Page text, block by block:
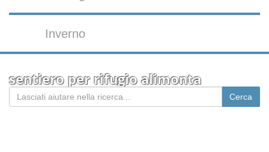
Inverno
sentiero per rifugio alimonta